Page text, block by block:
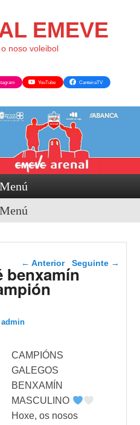
EMEVE
noso voleibol
YouTube CanteiraTV
Menú
Menú
Navegador de artigos
← Anterior Seguinte →
benxamín
admin
CAMPIÓNS
GALEGOS
BENXAMÍN
MASCULINO
Hoxe, os nosos